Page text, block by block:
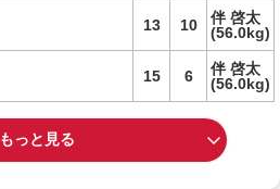
13 10
伴 啓太
(56.0kg)
15 6
伴 啓太
(56.0kg)
もっと見る